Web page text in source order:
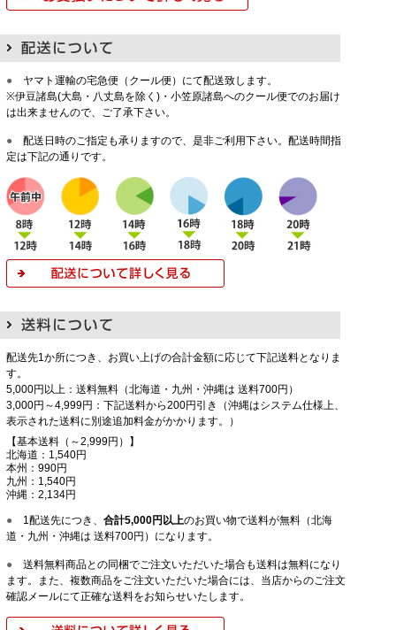
● ヤマト運輸の宅急便（クール便）にて配送致します。
※伊豆諸島(大島・八丈島を除く)・小笠原諸島へのクール便でのお届け
は出来ませんので、ご了承下さい。
● 配送日時のご指定も承りますので、是非ご利用下さい。配送時間指
定は下記の通りです。
配送先1か所につき、お買い上げの合計金額に応じて下記送料となりま
す。
5,000円以上：送料無料（北海道・九州・沖縄は 送料700円）
3,000円～4,999円：下記送料から200円引き（沖縄はシステム仕様上、
表示された送料に別途追加料金がかかります。）
【基本送料（～2,999円）】
北海道：1,540円
本州：990円
九州：1,540円
沖縄：2,134円
● 1配送先につき、 合計5,000円以上のお買い物で送料が無料（北海
道・九州・沖縄は 送料700円）になります。
● 送料無料商品との同梱でご注文いただいた場合も送料は無料になり
ます。また、複数商品をご注文いただいた場合には、当店からのご注文
確認メールにて正確な送料をお知らせいたします。